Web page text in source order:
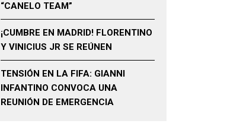
“CANELO TEAM”
¡CUMBRE EN MADRID! FLORENTINO
Y VINICIUS JR SE REÚNEN
TENSIÓN EN LA FIFA: GIANNI
INFANTINO CONVOCA UNA
REUNIÓN DE EMERGENCIA